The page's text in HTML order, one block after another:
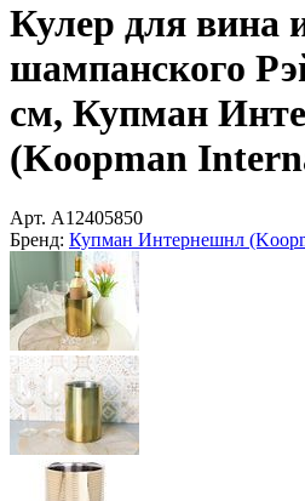
Кулер для вина
шампанского
см, Купман
(Koopman
Арт. A12405850
Бренд: Купман Интернешнл